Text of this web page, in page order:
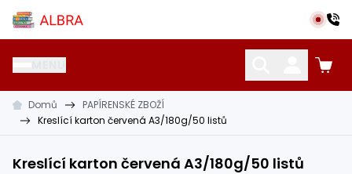
Přeskočit na hlavní obsah
Albra s.r.o.
KATALOG UČEBNIC CIZÍ JAZYKY
Domů
PAPÍRENSKÉ ZBOŽÍ
Kreslící karton červená A3/180g/50 listů
Kreslící karton červená A3/180g/50 listů